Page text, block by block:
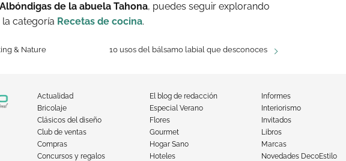
Albóndigas de la abuela Tahona, puedes seguir explorando
categoría Recetas de cocina.
& Nature 10 usos del bálsamo labial que desconoces
Actualidad
Bricolaje
Clásicos del diseño
Club de ventas
Compras
Concursos y regalos
El blog de redacción
Especial Verano
Flores
Gourmet
Hogar Sano
Hoteles
Informes
Interiorismo
Invitados
Libros
Marcas
Novedades DecoEstilo